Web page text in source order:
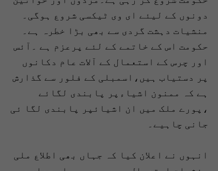
دونوں کے لیئے ای وی ٹیکسی شروع ہوگی۔
منشیات دہشت گردی سے بھی بڑا خطرہ ہے۔
حکومت اس کے خاتمے کے لئے پرعزم ہے ۔آئس
اور چرس کے استعمال کے آلات عام دکانوں
پر دستیاب ہیں،اسمبلی کے فلور سے گذارش
ہے کہ ممنون اشیاءپر پابندی لگائے
،پورے ملک میں ان اشیائپر پابندی لگا ئی
جانی چاہیے۔
انہوں نے اعلان کیا کہ جہاں بھی اطلاع ملی